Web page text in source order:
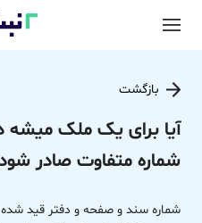
بازگشت
آیا برای یک ملک میشه
شماره متفاوت صادر
شماره سند و صفحه و دفتر قید شده